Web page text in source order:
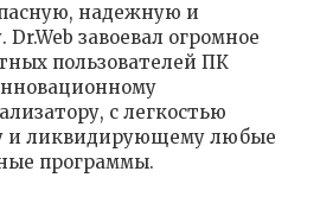
надежную и
завоевал огромное
пользователей ПК
с легкостью
и ликвидирующему любые
программы.